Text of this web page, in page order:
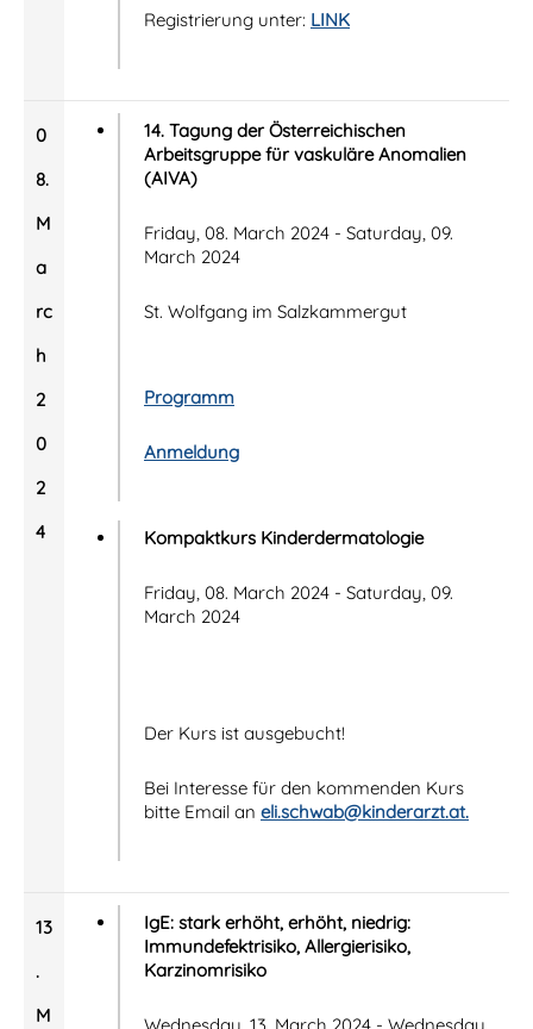
Registrierung unter: LINK
0
8.
M
a
rc
h
2
0
2
4
14. Tagung der Österreichischen
Arbeitsgruppe für vaskuläre Anomalien
(AIVA)
Friday, 08. March 2024 - Saturday, 09.
March 2024
St. Wolfgang im Salzkammergut
Programm
Anmeldung
Kompaktkurs Kinderdermatologie
Friday, 08. March 2024 - Saturday, 09.
March 2024
Der Kurs ist ausgebucht!
Bei Interesse für den kommenden Kurs
bitte Email an eli.schwab@kinderarzt.at.
13
.
M
IgE: stark erhöht, erhöht, niedrig:
Immundefektrisiko, Allergierisiko,
Karzinomrisiko